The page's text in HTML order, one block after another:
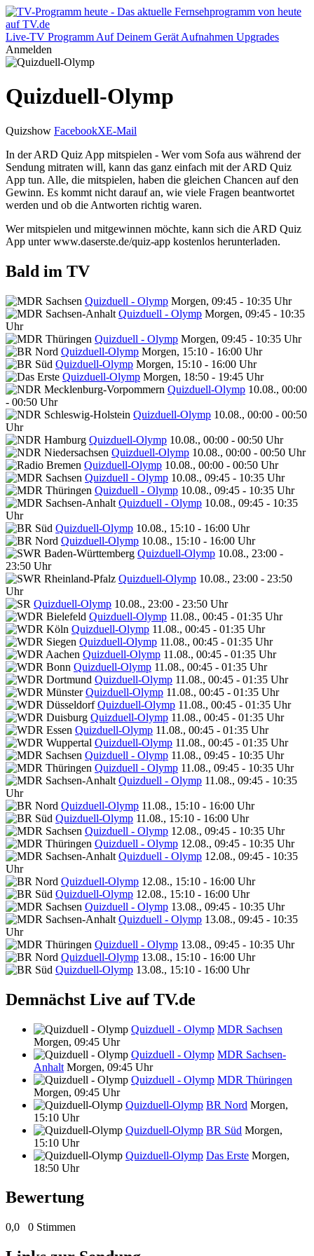
Live-TV Programm Auf Deinem Gerät Aufnahmen Upgrades
Anmelden
Quizduell-Olymp
Quizshow FacebookXE-Mail
In der ARD Quiz App mitspielen - Wer vom Sofa aus während der
Sendung mitraten will, kann das ganz einfach mit der ARD Quiz
App tun. Alle, die mitspielen, haben die gleichen Chancen auf den
Gewinn. Es kommt nicht darauf an, wie viele Fragen beantwortet
werden und ob die Antworten richtig waren.
Wer mitspielen und mitgewinnen möchte, kann sich die ARD Quiz
App unter www.daserste.de/quiz-app kostenlos herunterladen.
Bald im TV
Quizduell - Olymp Morgen, 09:45 - 10:35 Uhr
Quizduell - Olymp Morgen, 09:45 - 10:35
Uhr
Quizduell - Olymp Morgen, 09:45 - 10:35 Uhr
Quizduell-Olymp Morgen, 15:10 - 16:00 Uhr
Quizduell-Olymp Morgen, 15:10 - 16:00 Uhr
Quizduell-Olymp Morgen, 18:50 - 19:45 Uhr
Quizduell-Olymp 10.08., 00:00
- 00:50 Uhr
Quizduell-Olymp 10.08., 00:00 - 00:50
Uhr
Quizduell-Olymp 10.08., 00:00 - 00:50 Uhr
Quizduell-Olymp 10.08., 00:00 - 00:50 Uhr
Quizduell-Olymp 10.08., 00:00 - 00:50 Uhr
Quizduell - Olymp 10.08., 09:45 - 10:35 Uhr
Quizduell - Olymp 10.08., 09:45 - 10:35 Uhr
Quizduell - Olymp 10.08., 09:45 - 10:35
Uhr
Quizduell-Olymp 10.08., 15:10 - 16:00 Uhr
Quizduell-Olymp 10.08., 15:10 - 16:00 Uhr
Quizduell-Olymp 10.08., 23:00 -
23:50 Uhr
Quizduell-Olymp 10.08., 23:00 - 23:50
Uhr
Quizduell-Olymp 10.08., 23:00 - 23:50 Uhr
Quizduell-Olymp 11.08., 00:45 - 01:35 Uhr
Quizduell-Olymp 11.08., 00:45 - 01:35 Uhr
Quizduell-Olymp 11.08., 00:45 - 01:35 Uhr
Quizduell-Olymp 11.08., 00:45 - 01:35 Uhr
Quizduell-Olymp 11.08., 00:45 - 01:35 Uhr
Quizduell-Olymp 11.08., 00:45 - 01:35 Uhr
Quizduell-Olymp 11.08., 00:45 - 01:35 Uhr
Quizduell-Olymp 11.08., 00:45 - 01:35 Uhr
Quizduell-Olymp 11.08., 00:45 - 01:35 Uhr
Quizduell-Olymp 11.08., 00:45 - 01:35 Uhr
Quizduell-Olymp 11.08., 00:45 - 01:35 Uhr
Quizduell - Olymp 11.08., 09:45 - 10:35 Uhr
Quizduell - Olymp 11.08., 09:45 - 10:35 Uhr
Quizduell - Olymp 11.08., 09:45 - 10:35
Uhr
Quizduell-Olymp 11.08., 15:10 - 16:00 Uhr
Quizduell-Olymp 11.08., 15:10 - 16:00 Uhr
Quizduell - Olymp 12.08., 09:45 - 10:35 Uhr
Quizduell - Olymp 12.08., 09:45 - 10:35 Uhr
Quizduell - Olymp 12.08., 09:45 - 10:35
Uhr
Quizduell-Olymp 12.08., 15:10 - 16:00 Uhr
Quizduell-Olymp 12.08., 15:10 - 16:00 Uhr
Quizduell - Olymp 13.08., 09:45 - 10:35 Uhr
Quizduell - Olymp 13.08., 09:45 - 10:35
Uhr
Quizduell - Olymp 13.08., 09:45 - 10:35 Uhr
Quizduell-Olymp 13.08., 15:10 - 16:00 Uhr
Quizduell-Olymp 13.08., 15:10 - 16:00 Uhr
Demnächst Live auf TV.de
Quizduell - Olymp MDR Sachsen
Morgen, 09:45 Uhr
Quizduell - Olymp MDR Sachsen-
Anhalt Morgen, 09:45 Uhr
Quizduell - Olymp MDR Thüringen
Morgen, 09:45 Uhr
Quizduell-Olymp BR Nord Morgen,
15:10 Uhr
Quizduell-Olymp BR Süd Morgen,
15:10 Uhr
Quizduell-Olymp Das Erste Morgen,
18:50 Uhr
Bewertung
0,0 0 Stimmen